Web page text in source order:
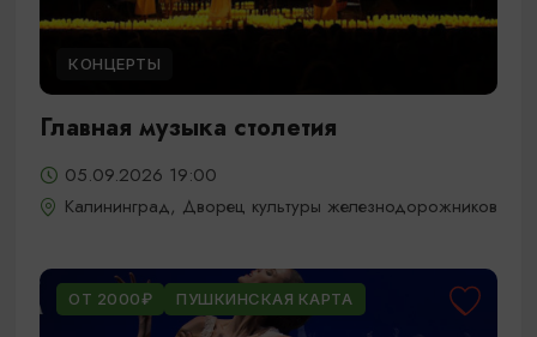
КОНЦЕРТЫ
Главная музыка столетия
05.09.2026 19:00
Калининград, Дворец культуры железнодорожников
ОТ 2000₽ ПУШКИНСКАЯ КАРТА